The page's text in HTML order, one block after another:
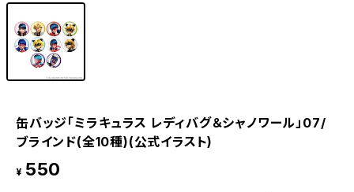
缶バッジ「ミラキュラス レディバグ＆シャノワール」07/
ブラインド(全10種)(公式イラスト)
¥ 550